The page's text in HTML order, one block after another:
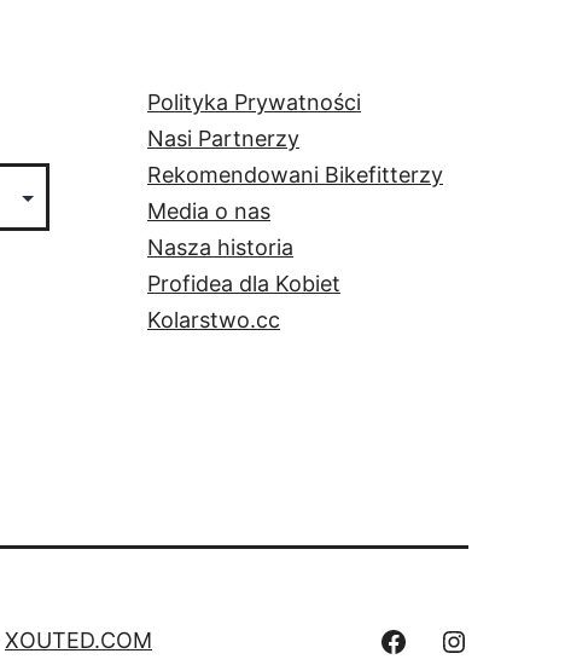
Polityka Prywatności
Nasi Partnerzy
Rekomendowani Bikefitterzy
Media o nas
Nasza historia
Profidea dla Kobiet
Kolarstwo.cc
XOUTED.COM Facebook